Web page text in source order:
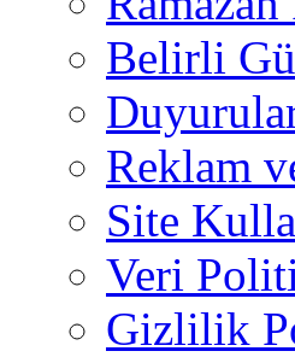
Belirli
Reklam
Site
Veri
Gizlilik